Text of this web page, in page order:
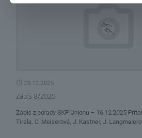
29.12.2025
Zápis 8/2025
Zápis z porady SKP Unionu – 16.12.2025
Tirala, O. Meiserová, J. Kastner, J.